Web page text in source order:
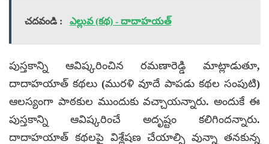
చదవండి : ఎల్లువ (కథ) - దాదాహయత్‌
పుస్తకాన్ని ఆవిష్కరించిన రమణారెడ్డి మాట్లాడుతూ,
దాదాహయాత్ కథలు (మురళి వూదే పాపడు కథల సంపుటి)
ఆల‌స్యంగా పాఠకుల ముందుకు వచ్చాయన్నారు. అందుకే ఈ
పుస్తకాన్ని ఆవిష్కరించే అదృష్టం కలిగిందన్నారు.
దాదాహయాత్ కథల‌పై విశ్లేషణ చేయాల్సి వున్నా తనకున్న